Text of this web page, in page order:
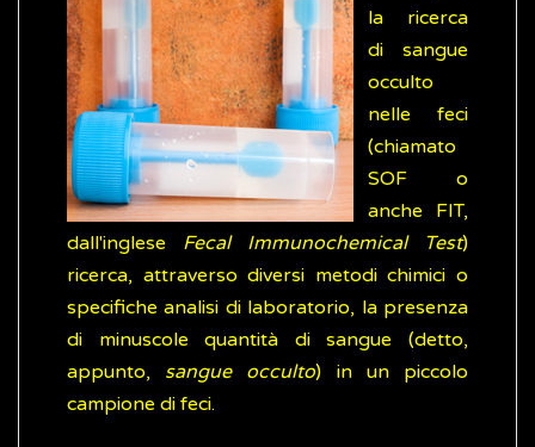
la ricerca
di sangue
occulto
nelle feci
(chiamato
SOF o
anche FIT,
dall'inglese Fecal Immunochemical Test)
ricerca, attraverso diversi metodi chimici o
specifiche analisi di laboratorio, la presenza
di minuscole quantità di sangue (detto,
appunto, sangue occulto) in un piccolo
campione di feci.